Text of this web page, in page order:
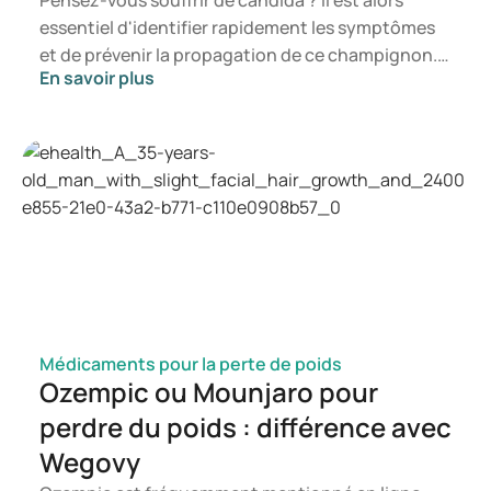
essentiel d'identifier rapidement les symptômes
et de prévenir la propagation de ce champignon.
Dans cet article, vous découvrirez ce qu'est le
développement d'une infection à candida. Vous
saurez ainsi à quel moment il est pertinent de
consulter un professionnel de santé.
En savoir plus
Médicaments pour la perte de poids
Ozempic ou Mounjaro pour
perdre du poids : différence avec
Wegovy